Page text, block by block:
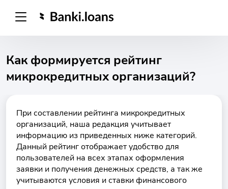
Как формируется рейтинг
микрокредитных организаций?
При составлении рейтинга микрокредитных
организаций, наша редакция учитывает
информацию из приведенных ниже категорий.
Данный рейтинг отображает удобство для
пользователей на всех этапах оформления
заявки и получения денежных средств, а так же
учитываются условия и ставки финансового